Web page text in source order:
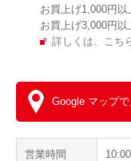
お買上げ1,000円
お買上げ3,000円
詳しくは、こち
Google マップで
営業時間